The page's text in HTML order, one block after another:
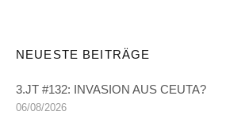
NEUESTE BEITRÄGE
3.JT #132: INVASION AUS CEUTA?
06/08/2026